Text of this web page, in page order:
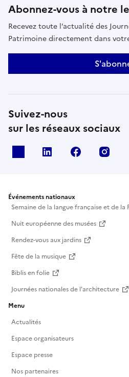
Abonnez-vous à notre
Recevez toute l’actualité des
Patrimoine directement dans
Suivez-nous
sur les réseaux sociaux
Linkedin Facebook
Événements nationaux
Semaine de la langue française et de la
Nuit européenne des musées
Rendez-vous aux jardins
Fête de la musique
Biblis en folie
Journées nationales de l'architecture
Menu
Actualités
Espace organisateurs
Espace presse
Nos partenaires